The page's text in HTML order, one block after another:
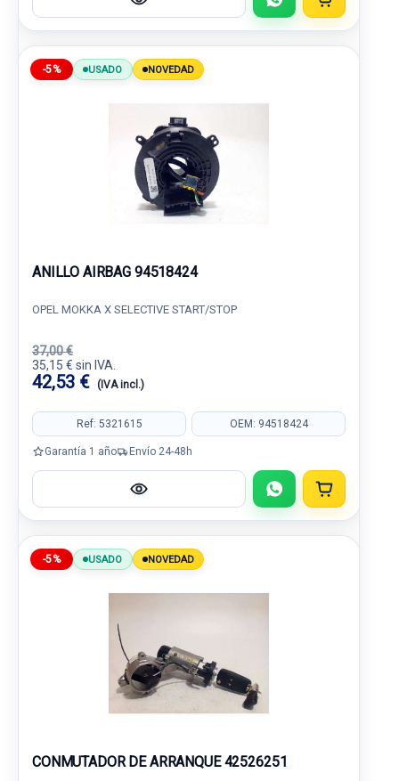
-5% USADO NOVEDAD
ANILLO AIRBAG 94518424
OPEL MOKKA X SELECTIVE START/STOP
37,00 €
35,15 € sin IVA.
42,53 € (IVA incl.)
Ref: 5321615 OEM: 94518424
Garantía 1 año Envío 24-48h
-5% USADO NOVEDAD
CONMUTADOR DE ARRANQUE 42526251